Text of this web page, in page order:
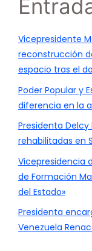
Vicepresidente
reconstrucción
espacio tras el
Poder Popular y
diferencia en la
Presidenta Delcy
rehabilitadas en
Vicepresidencia
de Formación
del Estado»
Presidenta
Venezuela